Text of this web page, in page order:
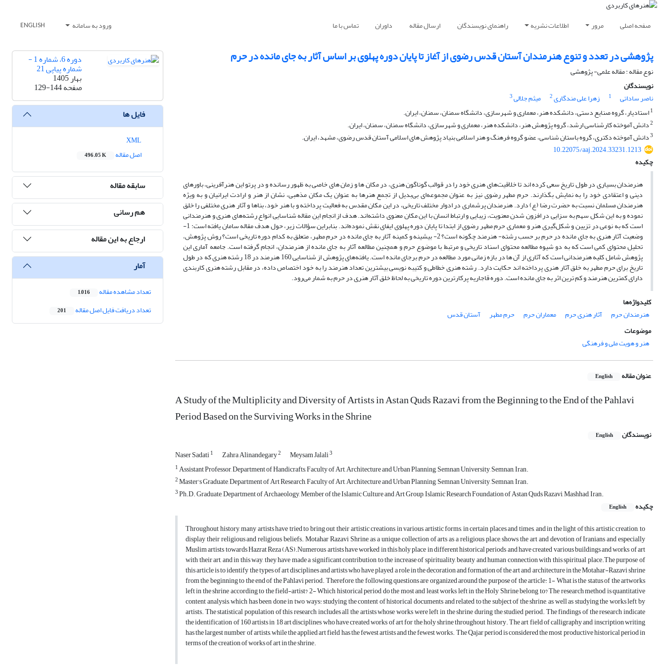
صفحه اصلی مرور اطلاعات نشریه راهنمای نویسندگان ارسال مقاله داوران تماس با ما ورود به سامانه ENGLISH
پژوهشی در تعدد و تنوع هنرمندان آستان قدس رضوی از آغاز تا پایان دوره پهلوی بر اساس آثار به جای مانده در حرم
نوع مقاله : مقاله علمی- پژوهشی
نویسندگان
ناصر ساداتی
1 زهرا علی مندگاری2 میثم جلالی3
1استادیار، گروه صنایع دستی، دانشکده هنر، معماری و شهرسازی، دانشگاه سمنان، سمنان، ایران.
2دانش آموخته کارشناسی ارشد، گروه پژوهش هنر، دانشکده هنر، معماری و شهرسازی، دانشگاه سمنان، سمنان، ایران.
3دانش آموخته دکتری، گروه باستان شناسی، عضو گروه فرهنگ و هنر اسلامی بنیاد پژوهش های اسلامی آستان قدس رضوی، مشهد، ایران.
10.22075/aaj.2024.33231.1213
چکیده
هنرمندان بسیاری در طول تاریخ سعی­ کرده ­اند تا خلاقیت‌های هنری خود را در قوالب گوناگون هنری، در مکان­ ها و زمان ­های خاصی به ظهور رسانده‌ و در پرتو این هنرآفرینی، باورهای
دینی و اعتقادی خود را به نمایش بگذارند. حرم مطهر رضوی نیز به­ عنوان مجموعه‌ای بی‌بدیل از تجمع هنرها به ­عنوان یک مکان مذهبی، نشان از هنر و ارادت ایرانیان و به ­ویژه
هنرمندان ­مسلمان نسبت به حضرت­ رضا (ع) دارد. هنرمندان پر‌شماری در ادوار مختلف تاریخی، در این مکان مقدس به فعالیت پرداخته و با هنر خود، بناها و آثار هنری مختلفی را خلق
نموده و به این شکل سهم به ­سزایی در افزون­ شدن معنویت، زیبایی و ارتباط انسان با این مکان معنوی داشته‌اند. هدف از انجام این مقاله شناسایی انواع رشته‌های هنری و هنرمندانی
است که به نوعی در تزیین و شکل‌گیری هنر و معماری حرم‌­ مطهر رضوی از ابتدا تا پایان دوره ­پهلوی ایفای نقش نموده‌اند. بنابراین سؤالات زیر، حول هدف مقاله سامان یافته ­است: 1-
وضعیت آثار هنری به جای مانده در حرم بر حسب رشته- هنرمند چگونه ­است؟ 2- بیشینه و کمینه آثار به جای مانده در حرم مطهر، متعلق به کدام دوره تاریخی است؟ روش پژوهش،
تحلیل ­محتوای­ کمی است که به دو شیوه مطالعه محتوای اسناد تاریخی و مرتبط با موضوع حرم و همچنین مطالعه آثار به جای مانده از هنرمندان، انجام گرفته ­است. جامعه آماری این
پژوهش شامل کلیه هنرمندانی است که آثاری از آن ­ها در بازه زمانی مورد مطالعه در حرم برجای مانده ­است. یافته‌های پژوهش از شناسایی 160 هنرمند در 18 رشته هنری که در طول
تاریخ برای حرم­ مطهر به خلق آثار هنری پرداخته ­اند حکایت دارد. رشته هنری خطاطی و کتیبه ­نویسی بیشترین تعداد هنرمند را به خود اختصاص ­داده، در مقابل رشته ­هنری کاربندی
دارای کمترین هنرمند و کم ترین اثر به جای مانده ­است. دوره قاجاریه پرکارترین دوره تاریخی به ­لحاظ خلق آثار هنری در حرم به شمار می‌رود.
کلیدواژه‌ها
هنرمندان حرم
آثار هنری حرم معماران حرم حرم مطهر
آستان قدس
موضوعات
هنر و هویت ملی و فرهنگی
عنوان مقاله English
A Study of the Multiplicity and Diversity of Artists in Astan Quds Razavi from the Beginning to the End of the Pahlavi
Period Based on the Surviving Works in the Shrine
نویسندگان English
Naser Sadati1 Zahra Alinandegary2 Meysam Jalali3
1Assistant Professor, Department of Handicrafts, Faculty of Art, Architecture and Urban Planning, Semnan University, Semnan, Iran.
2Master's Graduate, Department of Art Research, Faculty of Art, Architecture and Urban Planning, Semnan University, Semnan, Iran.
3Ph.D. Graduate, Department of Archaeology, Member of the Islamic Culture and Art Group, Islamic Research Foundation of Astan Quds Razavi, Mashhad, Iran.
چکیده
English
Throughout history, many artists have tried to bring out their artistic creations in various artistic forms, in certain places and times, and in the light of this artistic creation, to
display their religious and religious beliefs. Motahar Razavi Shrine, as a unique collection of arts as a religious place, shows the art and devotion of Iranians and especially
Muslim artists towards Hazrat Reza (AS).Numerous artists have worked in this holy place in different historical periods and have created various buildings and works of art
with their art, and in this way, they have made a significant contribution to the increase of spirituality, beauty and human connection with this spiritual place.The purpose of
this article is to identify the types of art disciplines and artists who have played a role in the decoration and formation of the art and architecture in the Motahar-Razavi shrine
from the beginning to the end of the Pahlavi period. Therefore, the following questions are organized around the purpose of the article: 1- What is the status of the artworks
left in the shrine according to the field-artist? 2- Which historical period do the most and least works left in the Holy Shrine belong to? The research method is quantitative
content analysis, which has been done in two ways: studying the content of historical documents and related to the subject of the shrine, as well as studying the works left by
artists. The statistical population of this research includes all the artists whose works were left in the shrine during the studied period. The findings of the research indicate
the identification of 160 artists in 18 art disciplines who have created works of art for the holy shrine throughout history. The art field of calligraphy and inscription writing
has the largest number of artists, while the applied art field has the fewest artists and the fewest works. The Qajar period is considered the most productive historical period in
terms of the creation of works of art in the shrine.
دوره 6، شماره 1 -
شماره پیاپی 21
بهار 1405
صفحه129-144
فایل ها
اصل مقاله
496.05 K
سابقه مقاله
هم رسانی
ارجاع به این مقاله
آمار
تعداد مشاهده مقاله 1,016
تعداد دریافت فایل اصل مقاله 201